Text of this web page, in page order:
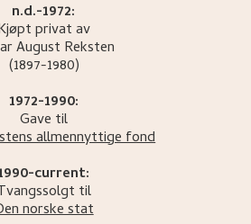
n.d.-1972:
privat av
August Reksten
(1897-1980)
1972-1990:
Gave til
allmennyttige fond
current:
til
norske stat